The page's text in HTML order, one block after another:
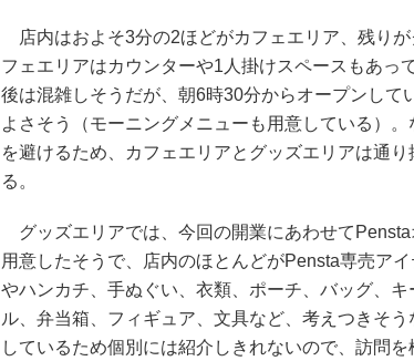
店内はおよそ3分の2ほどがカフェエリア、残り
フェエリアはカウンターや1人掛けスペースもあっ
後は混雑しそうだが、朝6時30分からオープンして
よさそう（モーニングメニューも用意している）
を避けるため、カフェエリアとグッズエリアは通
る。
グッズエリアでは、今回の開業にあわせて
用意したそうで、店内のほとんどがPensta専売ア
やハンカチ、手ぬぐい、衣類、ポーチ、バッグ、
ル、弁当箱、フィギュア、文具など、考えつきそ
しているため個別には紹介しきれないので、訪問